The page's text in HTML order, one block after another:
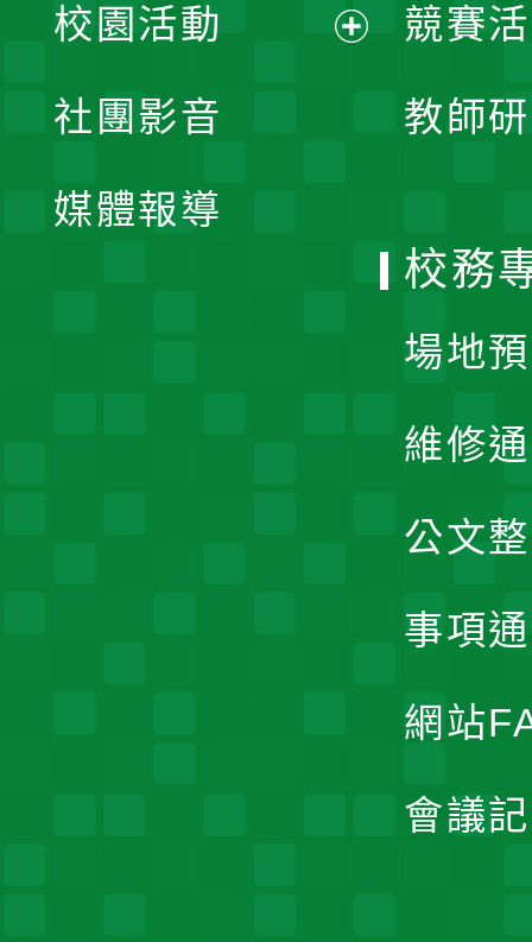
競賽
教師
開
校園活動
社團影音
媒體報導
校務
場地
維修
公文
事項
網站
會議